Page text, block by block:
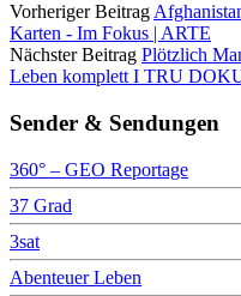
Vorheriger Beitrag
Karten - Im Fokus | ARTE
Nächster Beitrag Plötzlich
Leben komplett I TRU
Sender & Sendungen
360° – GEO Reportage
37 Grad
3sat
Abenteuer Leben